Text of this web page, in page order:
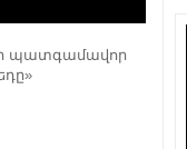
պատգամավոր